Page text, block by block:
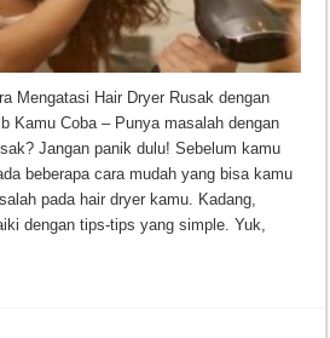
Kamu Makin Cuan! Begini Cara Buka
Mengatasi Hair Dryer Rusak dengan
Kamu Coba – Punya masalah dengan
Jangan panik dulu! Sebelum kamu
beberapa cara mudah yang bisa kamu
pada hair dryer kamu. Kadang,
dengan tips-tips yang simple. Yuk,